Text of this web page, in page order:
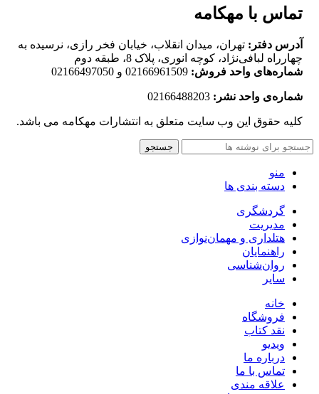
تماس با مهکامه
آدرس دفتر: تهران، میدان انقلاب، خیابان فخر رازی، نرسیده به
چهارراه لبافی‌نژاد، کوچه انوری، پلاک 8، طبقه دوم
شماره‌های واحد فروش: 02166961509 و 02166497050
شماره‌‌ی واحد نشر:
کلیه حقوق این وب سایت متعلق به انتشارات مهکامه می باشد.
جستجو
منو
دسته بندی ها
گردشگری
مدیریت
هتلداری و مهمان‌نوازی
راهنمایان
روان‌شناسی
سایر
خانه
فروشگاه
نقد کتاب
ویدیو
درباره‌ ما
تماس با ما
علاقه مندی